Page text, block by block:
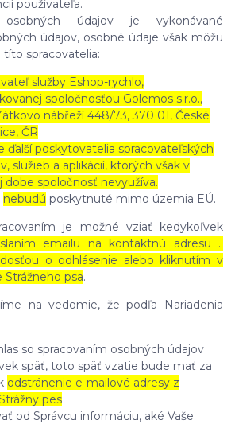
používateľa.
osobných údajov je vykonávané
údajov, osobné údaje však môžu
títo spracovatelia:
služby Eshop-rychlo,
spoločnosťou Golemos s.r.o.,
nábřeží 448/73, 370 01, České
ČR
ďalší poskytovatelia spracovateľských
služieb a aplikácií, ktorých však v
dobe spoločnosť nevyužíva.
nebudú poskytnuté mimo územia EÚ.
je možné vziať kedykoľvek
emailu na kontaktnú adresu ..
o odhlásenie alebo kliknutím v
psa.
na vedomie, že podľa Nariadenia
so spracovaním osobných údajov
späť, toto späť vzatie bude mať za
odstránenie e-mailové adresy z
pes
od Správcu informáciu, aké Vaše